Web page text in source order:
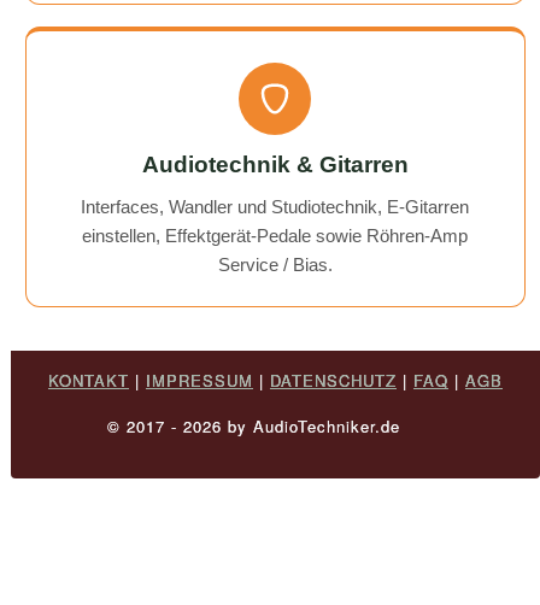
Audiotechnik & Gitarren
Interfaces, Wandler und Studiotechnik, E-Gitarren
einstellen, Effektgerät-Pedale sowie Röhren-Amp
Service / Bias.
KONTAKT | IMPRESSUM | DATENSCHUTZ | FAQ | AGB
© 2017 - 2026 by AudioTechniker.de